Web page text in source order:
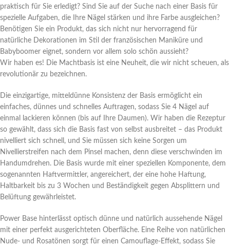
praktisch für Sie erledigt? Sind Sie auf der Suche nach einer Basis für
spezielle Aufgaben, die Ihre Nägel stärken und ihre Farbe ausgleichen?
Benötigen Sie ein Produkt, das sich nicht nur hervorragend für
natürliche Dekorationen im Stil der französischen Maniküre und
Babyboomer eignet, sondern vor allem solo schön aussieht?
Wir haben es! Die Machtbasis ist eine Neuheit, die wir nicht scheuen, als
revolutionär zu bezeichnen.
Die einzigartige, mitteldünne Konsistenz der Basis ermöglicht ein
einfaches, dünnes und schnelles Auftragen, sodass Sie 4 Nägel auf
einmal lackieren können (bis auf Ihre Daumen). Wir haben die Rezeptur
so gewählt, dass sich die Basis fast von selbst ausbreitet – das Produkt
nivelliert sich schnell, und Sie müssen sich keine Sorgen um
Nivellierstreifen nach dem Pinsel machen, denn diese verschwinden im
Handumdrehen. Die Basis wurde mit einer speziellen Komponente, dem
sogenannten Haftvermittler, angereichert, der eine hohe Haftung,
Haltbarkeit bis zu 3 Wochen und Beständigkeit gegen Absplittern und
Belüftung gewährleistet.
Power Base hinterlässt optisch dünne und natürlich aussehende Nägel
mit einer perfekt ausgerichteten Oberfläche. Eine Reihe von natürlichen
Nude- und Rosatönen sorgt für einen Camouflage-Effekt, sodass Sie